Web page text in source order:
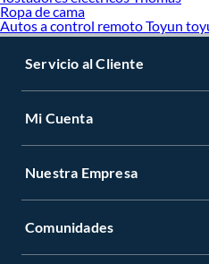
Ropa de cama
Autos a control remoto Toyun
Servicio al Cliente
Mi Cuenta
Nuestra Empresa
Comunidades